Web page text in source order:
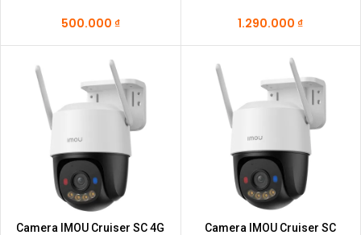
500.000 ₫ 1.290.000₫
Camera IMOU Cruiser SC 4G
Camera IMOU Cruiser SC